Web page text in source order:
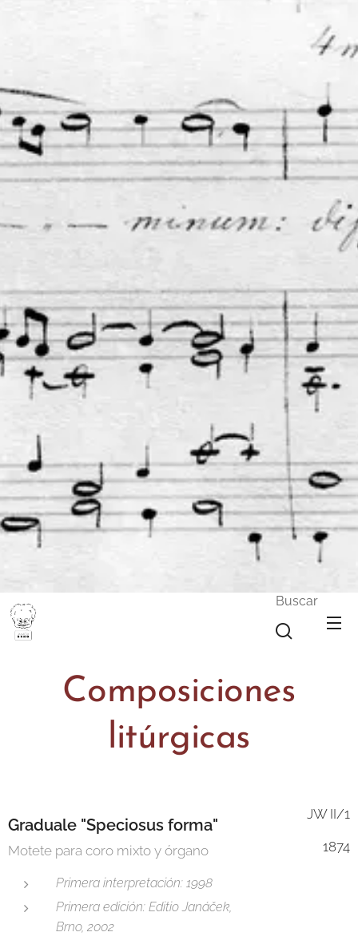
Buscar
Composiciones
litúrgicas
Graduale "Speciosus forma"
Motete para coro mixto y órgano
Primera interpretación: 1998
Primera edición: Editio Janáček,
Brno, 2002
JW II/1
1874